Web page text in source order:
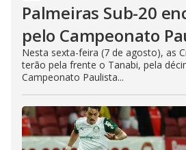
Palmeiras Sub-20
pelo Campeonato
Nesta sexta-feira (7 de agosto), as
terão pela frente o Tanabi, pela
Campeonato Paulista...